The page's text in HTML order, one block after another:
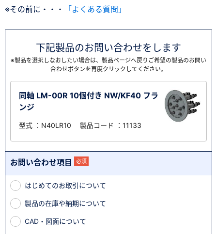
※その前に・・・ 「よくある質問」
下記製品のお問い合わせをします
※製品を選択しなおしたい場合は、製品ページへ戻りご希望の製品のお問い
合わせボタンを再度クリックしてください。
同軸 LM-00R 10個付き NW/KF40 フラ
ンジ
型式 ：N40LR10 製品コード ：11133
お問い合わせ項目 必須
はじめてのお取引について
製品の在庫や納期について
CAD・図面について